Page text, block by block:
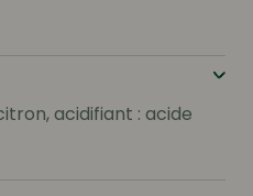
acidifiant : acide